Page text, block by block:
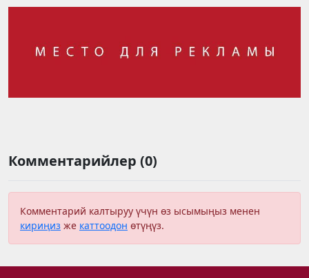
Комментарийлер (0)
Комментарий калтыруу үчүн өз ысымыңыз менен
кириңиз же каттоодон өтүңүз.